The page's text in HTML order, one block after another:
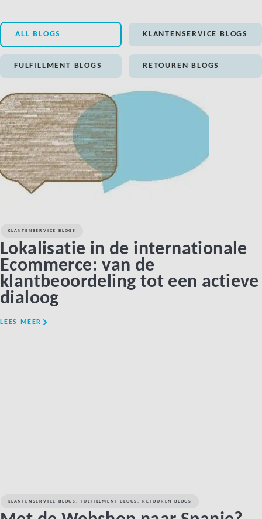
ALL BLOGS KLANTENSERVICE BLOGS
FULFILLMENT BLOGS RETOUREN BLOGS
KLANTENSERVICE BLOGS
Lokalisatie in de internationale
Ecommerce: van de
klantbeoordeling tot een actieve
dialoog
LEES MEER
KLANTENSERVICE BLOGS FULFILLMENT BLOGS RETOUREN BLOGS